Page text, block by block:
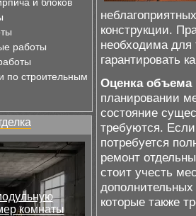
работы
по строительным
комнаты
конструкции.
необходима для
гарантировать
Оценка объема
планировании
состояние
требуются.
потребуется
ремонт
стоит учесть
которые также